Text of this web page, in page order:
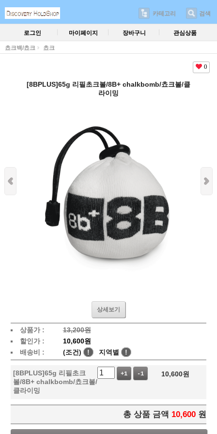
카테고리 검색
로그인 마이페이지 장바구니 관심상품
쵸크백/쵸크 쵸크
0
[8BPLUS]65g 리필초크볼/8B+ chalkbomb/쵸크볼/클
라이밍
상세보기
상품가 :
13,200원
할인가 :
10,600원
배송비 :
(조건) ! 지역별 !
[8BPLUS]65g 리필초크
볼/8B+ chalkbomb/쵸크볼/
클라이밍
+1 -1 10,600원
총 상품 금액 10,600 원